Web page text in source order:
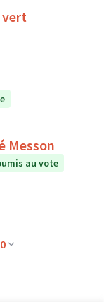
vert
Messon
au vote